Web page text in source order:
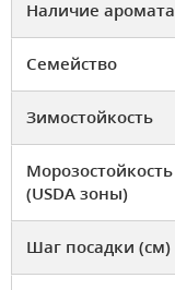
Наличие аромата
Семейство
Зимостойкость
Морозостойкость
(USDA зоны)
Шаг посадки (см)